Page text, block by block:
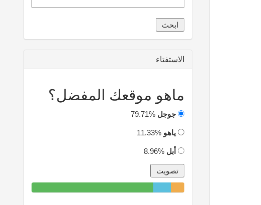
الاستفتاء
ماهو موقعك المفضل؟
جوجل 79.71%
ياهو 11.33%
أبل 8.96%